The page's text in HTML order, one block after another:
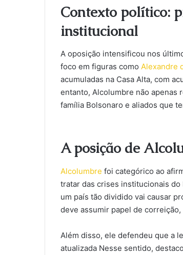
Contexto político:
institucional
A oposição intensificou nos
foco em figuras como Alexandre
acumuladas na Casa Alta, com
entanto, Alcolumbre não apenas
família Bolsonaro e aliados que
A posição de
Alcolumbre foi categórico ao
tratar das crises institucionais do
um país tão dividido vai causar
deve assumir papel de
Além disso, ele defendeu que a
atualizada Nesse sentido,